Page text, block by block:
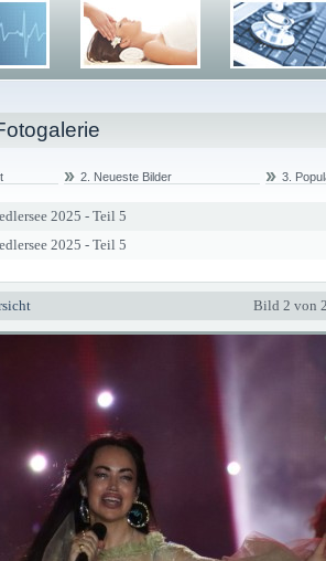
2. Neueste Bilder 3.
2025 - Teil 5
2025 - Teil 5
Bild 2 von